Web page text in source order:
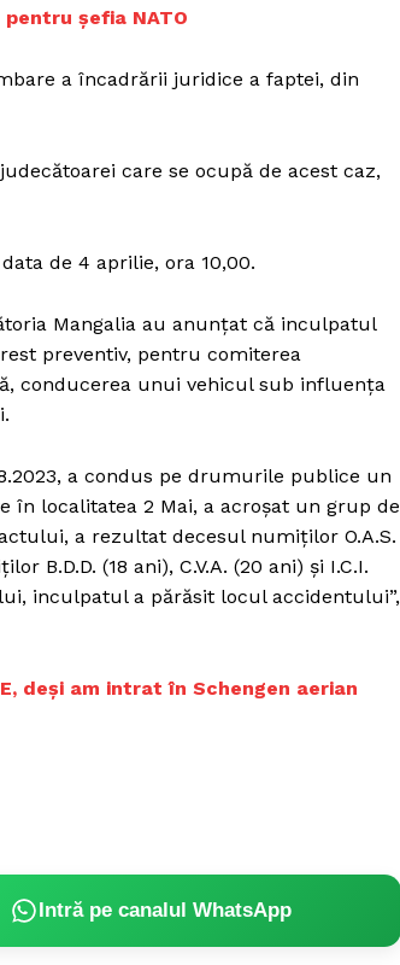
șefia NATO
a încadrării juridice a faptei, din
care se ocupă de acest caz,
de 4 aprilie, ora 10,00.
Mangalia au anunţat că inculpatul
preventiv, pentru comiterea
conducerea unui vehicul sub influenţa
a condus pe drumurile publice un
în localitatea 2 Mai, a acroşat un grup de
a rezultat decesul numiţilor O.A.S.
B.D.D. (18 ani), C.V.A. (20 ani) şi I.C.I.
inculpatul a părăsit locul accidentului”,
deși am intrat în Schengen aerian
Intră pe canalul WhatsApp